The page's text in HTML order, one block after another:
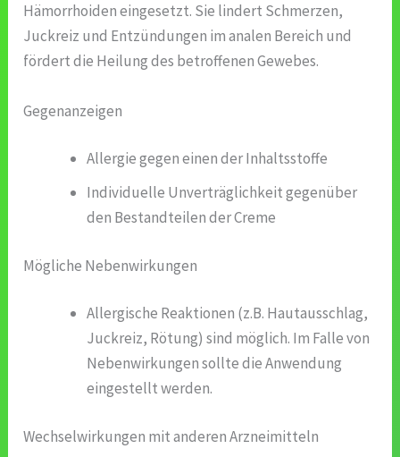
Hämorrhoiden eingesetzt. Sie lindert Schmerzen,
Juckreiz und Entzündungen im analen Bereich und
fördert die Heilung des betroffenen Gewebes.
Gegenanzeigen
Allergie gegen einen der Inhaltsstoffe
Individuelle Unverträglichkeit gegenüber
den Bestandteilen der Creme
Mögliche Nebenwirkungen
Allergische Reaktionen (z.B. Hautausschlag,
Juckreiz, Rötung) sind möglich. Im Falle von
Nebenwirkungen sollte die Anwendung
eingestellt werden.
Wechselwirkungen mit anderen Arzneimitteln